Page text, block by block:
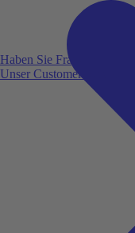
Haben Sie Fragen?
Unser Customer Service